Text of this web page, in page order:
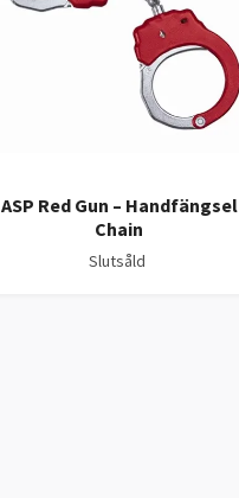
ASP Red Gun – Handfängsel
Chain
Slutsåld